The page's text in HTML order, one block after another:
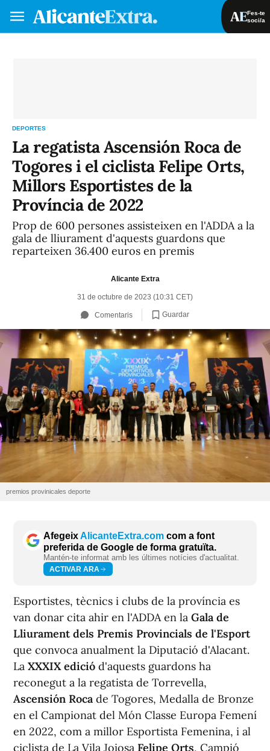
Fes-te
soci/a
DEPORTES
La regatista Ascensión Roca de
Togores i el ciclista Felipe Orts,
Millors Esportistes de la
Província de 2022
Prop de 600 persones assisteixen en l'ADDA a la
gala de lliurament d'aquests guardons que
reparteixen 36.400 euros en premis
Alicante Extra
31 de octubre de 2023 (10:31 CET)
Comentaris Guardar
premios provinicales deporte
AfegeixAlicanteExtra.com com a font
preferida de Google de forma gratuïta.
Mantén-te informat amb les últimes notícies d'actualitat.
ACTIVAR ARA
Esportistes, tècnics i clubs de la província es
van donar cita ahir en l'ADDA en la Gala de
Lliurament dels Premis Provincials de l'Esport
que convoca anualment la Diputació d'Alacant.
La XXXIX edició d'aquests guardons ha
reconegut a la regatista de Torrevella,
Ascensión Roca de Togores, Medalla de Bronze
en el Campionat del Món Classe Europa Femení
en 2022, com a millor Esportista Femenina, i al
ciclista de La Vila Joiosa Felipe Orts, Campió